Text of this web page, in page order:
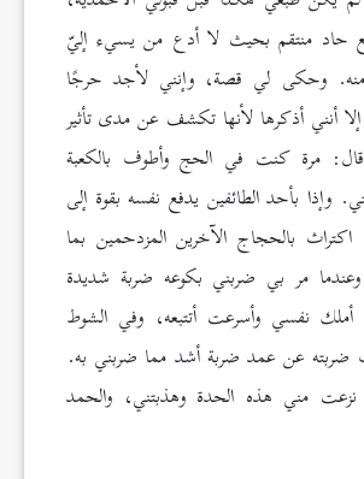
منتقم بحيث لا أدع من يسيء إليّ
منه. وحكى لي قصة، وإنني لأجد حرجًا
أنني أذكرها لأنها تكشف عن مدى تأثير
مرة كنت في الحج وأطوف بالكعبة
وإذا بأحد الطائفين يدفع نفسه بقوة إلى
اكتراث بالحجاج الآخرين المزدحمين بما
مر بي ضربني بكوعه ضربة شديدة
نفسي وأسرعت أتتبعه، وفي الشوط
ضربته عن عمد ضربة أشد مما ضربني به.
مني هذه الحدة وهذبتني، والحمد